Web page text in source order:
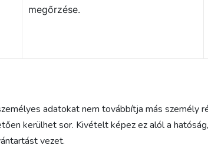
megőrzése.
adatokat nem továbbítja más személy
kerülhet sor. Kivételt képez ez alól a
vezet.